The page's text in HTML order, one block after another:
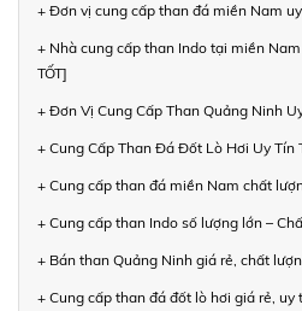
+ Đơn vị cung cấp than đá miền Nam
+ Nhà cung cấp than Indo tại miền
TỐT]
+ Đơn Vị Cung Cấp Than Quảng Ninh
+ Cung Cấp Than Đá Đốt Lò Hơi Uy Tín
+ Cung cấp than đá miền Nam chất
+ Cung cấp than Indo số lượng lớn –
+ Bán than Quảng Ninh giá rẻ, chất
+ Cung cấp than đá đốt lò hơi giá rẻ, uy